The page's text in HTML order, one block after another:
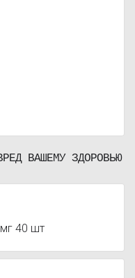
ВАШЕМУ ЗДОРОВЬЮ
40 шт